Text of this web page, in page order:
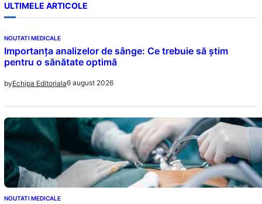
ULTIMELE ARTICOLE
NOUTATI MEDICALE
Importanța analizelor de sânge: Ce trebuie să știm
pentru o sănătate optimă
byEchipa Editoriala6 august 2026
NOUTATI MEDICALE